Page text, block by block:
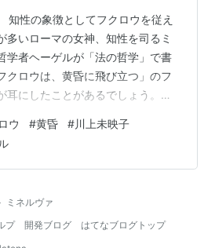
知性の象徴としてフクロウを従え
多いローマの女神、知性を司るミ
学者ヘーゲルが「法の哲学」で書
クロウは、黄昏に飛び立つ」のフ
耳にしたことがあるでしょう。
過去の事象を概念化することだそ
未来を予測することなどできませ
唯一の方法は、その未来を実現さ
困難であることは論を待ちませ
…
ウ #黄昏 #川上未映子
ミネルヴァ
プ 開発ブログ
はてなブログトップ